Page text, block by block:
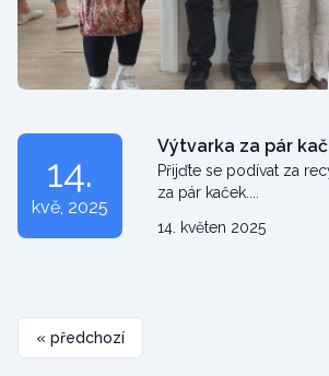
14.
kvě, 2025
Výtvarka za pár
Přijďte se podívat za
za pár kaček....
14. květen 2025
« předchozí